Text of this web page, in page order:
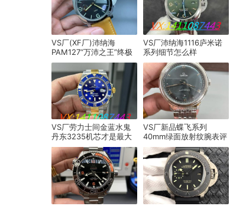
VS厂(XF厂)沛纳海
PAM127“万沛之王”终极
版评测
VS厂沛纳海1116庐米诺
系列细节怎么样
VS厂劳力士间金蓝水鬼
丹东3235机芯才是最大
亮点
VS厂新品蝶飞系列
40mm绿面放射纹腕表评
测